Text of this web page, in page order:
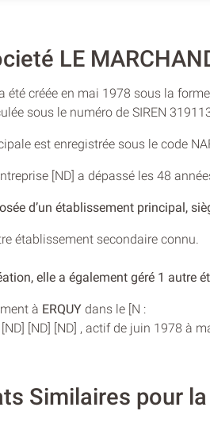
LE
a été créée en mai 1978 sous la
sous le numéro de SIREN
est enregistrée sous le code
[ND] a dépassé les 48
d’un établissement principal,
établissement secondaire connu.
elle a également géré 1 autre
à ERQUY dans le [N :
[ND] [ND] , actif de juin 1978 à
Similaires pour la